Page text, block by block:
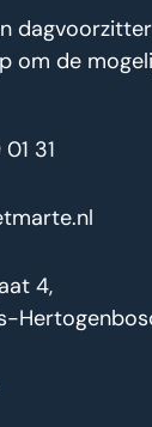
om de
31
4,